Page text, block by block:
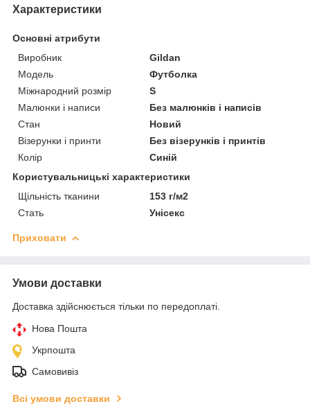
Характеристики
Основні атрибути
Виробник
Gildan
Модель
Футболка
Міжнародний розмір
S
Малюнки і написи
Без малюнків і написів
Стан
Новий
Візерунки і принти
Без візерунків і принтів
Колір
Синій
Користувальницькі характеристики
Щільність тканини
153 г/м2
Стать
Унісекс
Приховати
Умови доставки
Доставка здійснюється тільки по передоплаті.
Нова Пошта
Укрпошта
Самовивіз
Всі умови доставки